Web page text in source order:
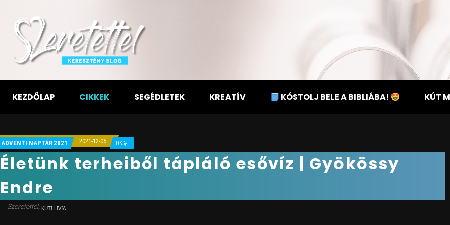
KEZDŐLAP CIKKEK SEGÉDLETEK KREATÍV KÓSTOLJ BELE A BIBLIÁBA! KÚT
ADVENTI NAPTÁR 2021 2021-12-05 0
Életünk terheiből tápláló esővíz | Gyökössy
Endre
KUTI LÍVIA